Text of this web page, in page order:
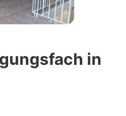
in